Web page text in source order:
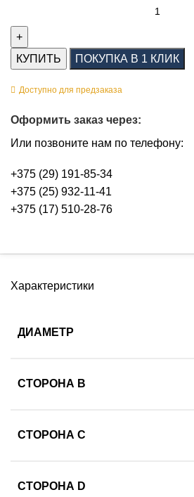
КУПИТЬ ПОКУПКА В 1 КЛИК
Доступно для предзаказа
Оформить заказ через:
Или позвоните нам по телефону:
+375 (29) 191-85-34
+375 (25) 932-11-41
+375 (17) 510-28-76
Характеристики
ДИАМЕТР
СТОРОНА B
СТОРОНА C
СТОРОНА D